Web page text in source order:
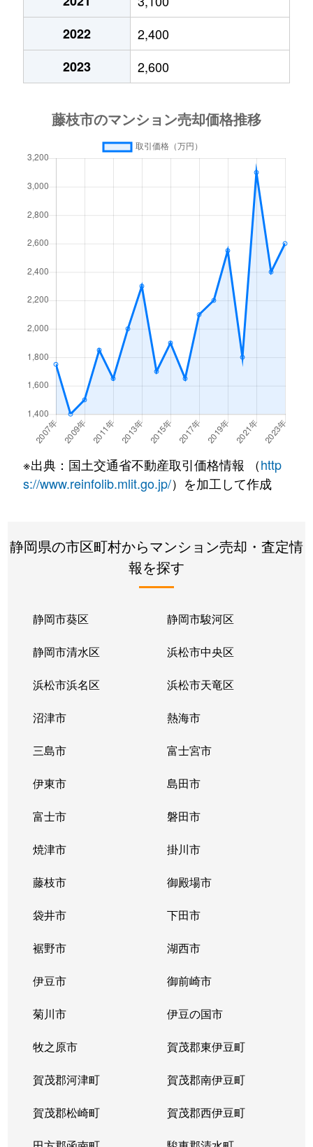
2022
2,400
2023
2,600
※出典：国土交通省不動産取引価格情報 （http
s://www.reinfolib.mlit.go.jp/）を加工して作成
静岡県の市区町村からマンション売却・査定情
報を探す
静岡市葵区 静岡市駿河区
静岡市清水区 浜松市中央区
浜松市浜名区 浜松市天竜区
沼津市 熱海市
三島市 富士宮市
伊東市 島田市
富士市 磐田市
焼津市 掛川市
藤枝市 御殿場市
袋井市 下田市
裾野市 湖西市
伊豆市 御前崎市
菊川市 伊豆の国市
牧之原市 賀茂郡東伊豆町
賀茂郡河津町 賀茂郡南伊豆町
賀茂郡松崎町 賀茂郡西伊豆町